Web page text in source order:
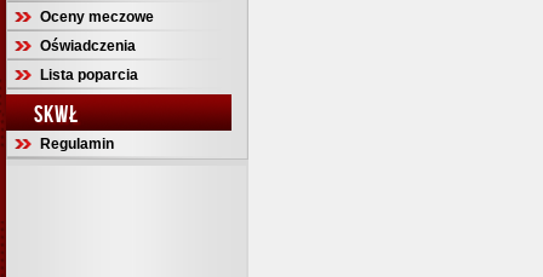
Oceny meczowe
Oświadczenia
Lista poparcia
SKWŁ
Regulamin